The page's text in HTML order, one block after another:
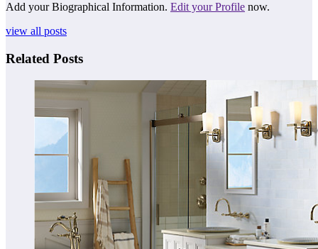
Add your Biographical Information. Edit your Profile now.
view all posts
Related Posts